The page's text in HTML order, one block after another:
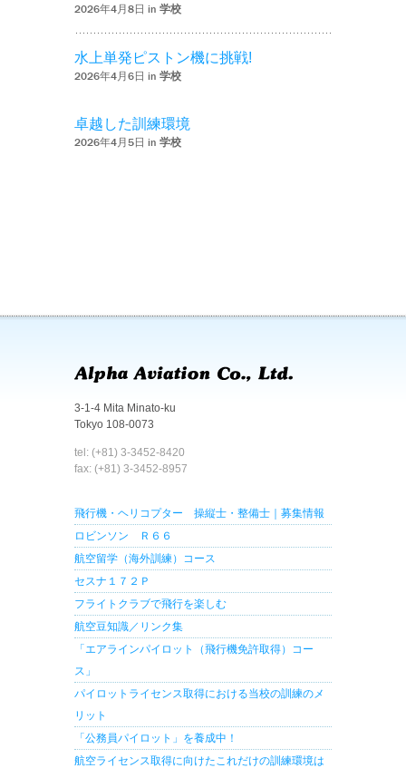
2026年4月8日 in 学校
水上単発ピストン機に挑戦!
2026年4月6日 in 学校
卓越した訓練環境
2026年4月5日 in 学校
3-1-4 Mita Minato-ku
Tokyo 108-0073
tel: (+81) 3-3452-8420
fax: (+81) 3-3452-8957
飛行機・ヘリコプター 操縦士・整備士｜募集情報
ロビンソン Ｒ６６
航空留学（海外訓練）コース
セスナ１７２Ｐ
フライトクラブで飛行を楽しむ
航空豆知識／リンク集
「エアラインパイロット（飛行機免許取得）コー
ス」
パイロットライセンス取得における当校の訓練のメ
リット
「公務員パイロット」を養成中！
航空ライセンス取得に向けたこれだけの訓練環境は